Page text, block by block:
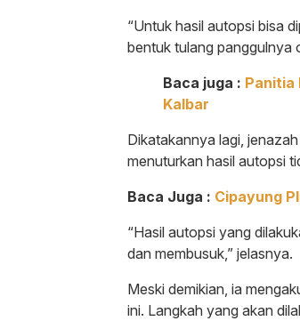
“Untuk hasil autopsi bisa
bentuk tulang panggulnya
Baca juga : Panitia
Kalbar
Dikatakannya lagi,
menuturkan hasil autopsi
Baca Juga : Cipayung
“Hasil autopsi yang
dan membusuk,” jelasnya.
Meski demikian, ia
ini. Langkah yang akan